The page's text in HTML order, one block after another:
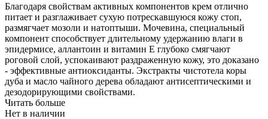
Благодаря свойствам активных компонентов крем отлично
питает и разглаживает сухую потрескавшуюся кожу стоп,
размягчает мозоли и натоптыши. Мочевина, специальный
компонент способствует длительному удержанию влаги в
эпидермисе, аллантоин и витамин Е глубоко смягчают
роговой слой, успокаивают раздраженную кожу, это доказано
- эффективные антиоксиданты. Экстракты чистотела коры
дуба и масло чайного дерева обладают антисептическими и
дезодорирующими свойствами.
Читать больше
Нет в наличии